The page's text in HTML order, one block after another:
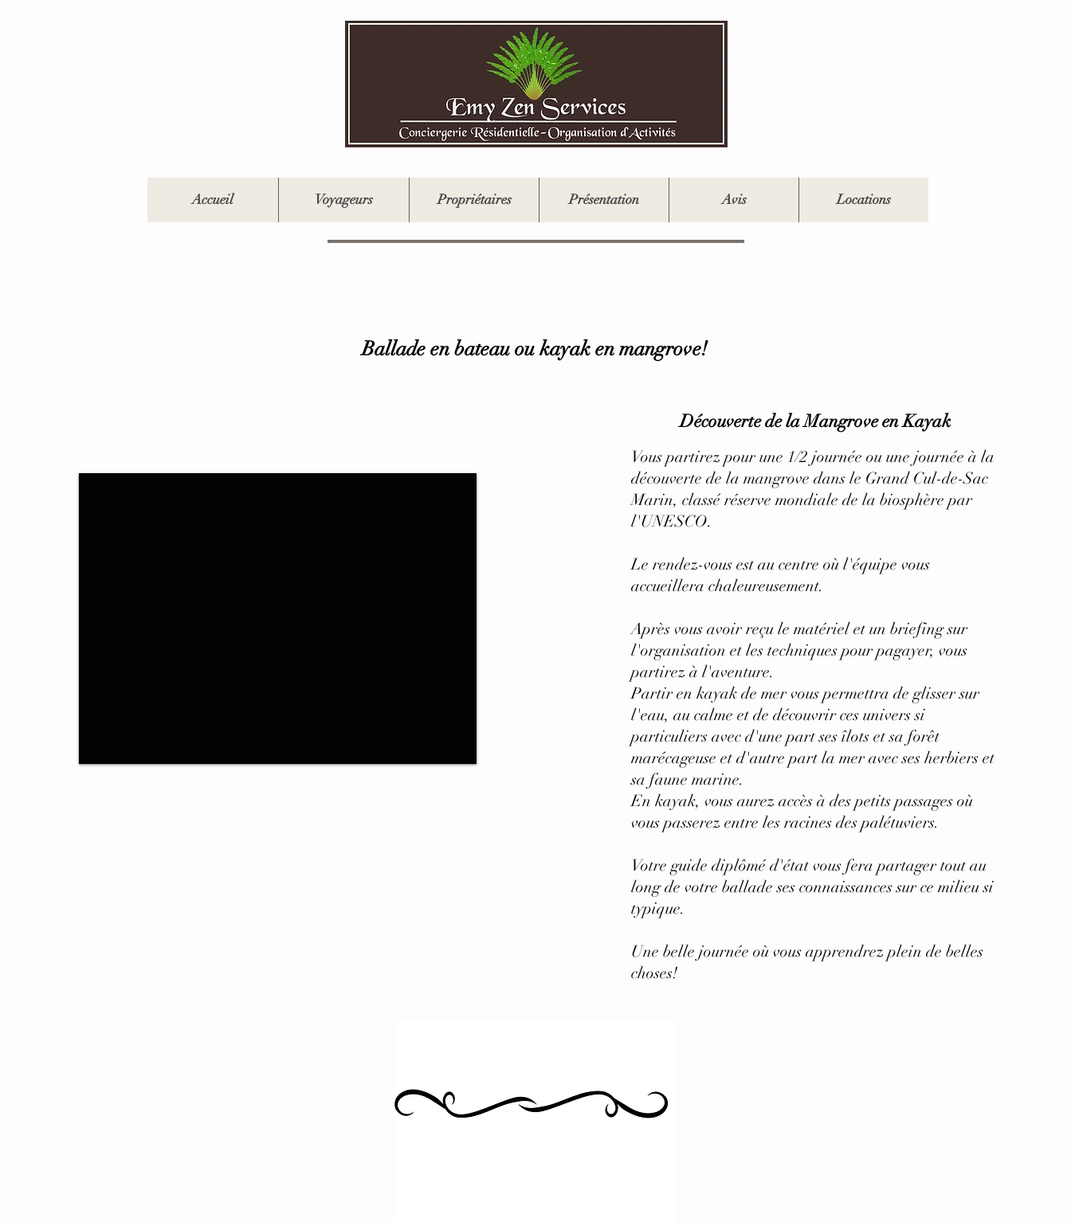
Accueil Voyageurs Propriétaires Présentation Avis Locations
Ballade en bateau ou kayak en mangrove!
Vous partirez pour une 1/2 journée ou une journée à la
découverte de la mangrove dans le Grand Cul-de-Sac
Marin, classé réserve mondiale de la biosphère par
l'UNESCO.
Le rendez-vous est au centre où l'équipe vous
accueillera chaleureusement.
Après vous avoir reçu le matériel et un briefing sur
l'organisation et les techniques pour pagayer, vous
partirez à l'aventure.
Partir en kayak de mer vous permettra de glisser sur
l'eau, au calme et de découvrir ces univers si
particuliers avec d'une part ses îlots et sa forêt
marécageuse et d'autre part la mer avec ses herbiers et
sa faune marine.
En kayak, vous aurez accès à des petits passages où
vous passerez entre les racines des palétuviers.
Votre guide diplômé d'état vous fera partager tout au
long de votre ballade ses connaissances sur ce milieu si
typique.
Une belle journée où vous apprendrez plein de belles
choses!
Découverte de la Mangrove en Kayak